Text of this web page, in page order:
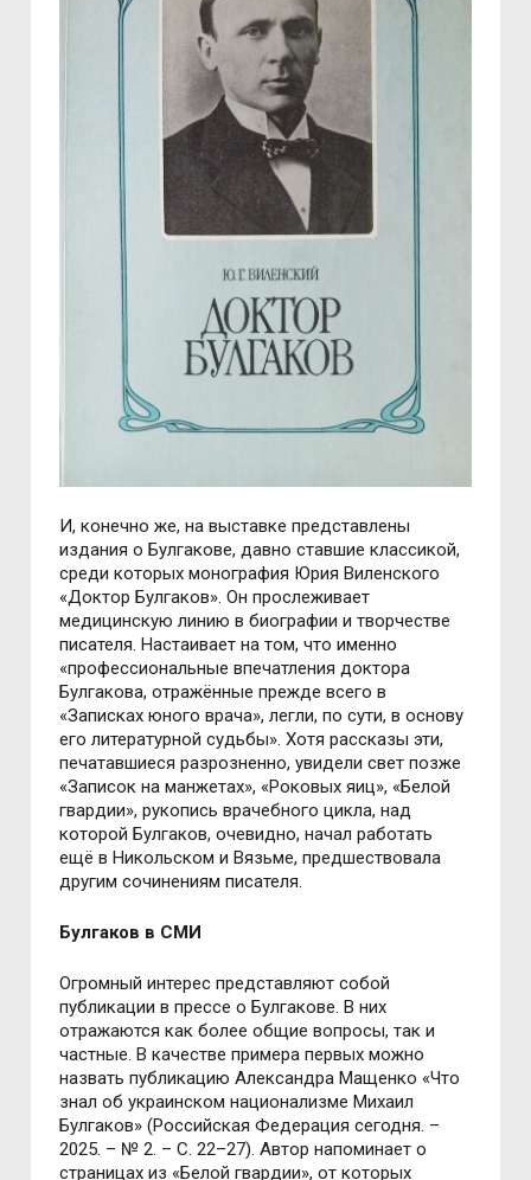
И, конечно же, на выставке представлены
издания о Булгакове, давно ставшие классикой,
среди которых монография Юрия Виленского
«Доктор Булгаков». Он прослеживает
медицинскую линию в биографии и творчестве
писателя. Настаивает на том, что именно
«профессиональные впечатления доктора
Булгакова, отражённые прежде всего в
«Записках юного врача», легли, по сути, в основу
его литературной судьбы». Хотя рассказы эти,
печатавшиеся разрозненно, увидели свет позже
«Записок на манжетах», «Роковых яиц», «Белой
гвардии», рукопись врачебного цикла, над
которой Булгаков, очевидно, начал работать
ещё в Никольском и Вязьме, предшествовала
другим сочинениям писателя.
Булгаков в СМИ
Огромный интерес представляют собой
публикации в прессе о Булгакове. В них
отражаются как более общие вопросы, так и
частные. В качестве примера первых можно
назвать публикацию Александра Мащенко «Что
знал об украинском национализме Михаил
Булгаков» (Российская Федерация сегодня. –
2025. – № 2. – С. 22–27). Автор напоминает о
страницах из «Белой гвардии», от которых